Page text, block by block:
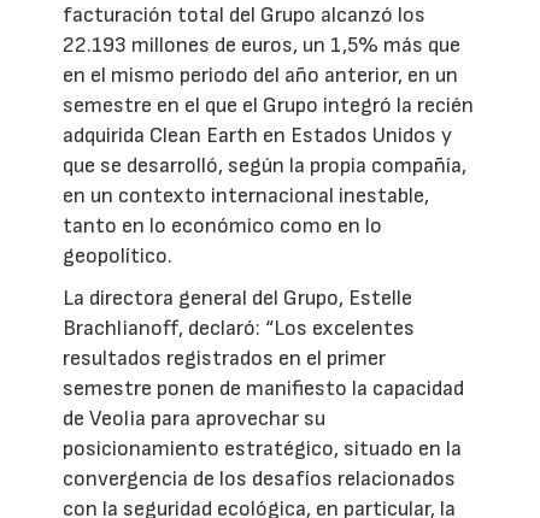
facturación total del Grupo alcanzó los
22.193 millones de euros, un 1,5% más que
en el mismo periodo del año anterior, en un
semestre en el que el Grupo integró la recién
adquirida Clean Earth en Estados Unidos y
que se desarrolló, según la propia compañía,
en un contexto internacional inestable,
tanto en lo económico como en lo
geopolítico.
La directora general del Grupo, Estelle
Brachlianoff, declaró: “Los excelentes
resultados registrados en el primer
semestre ponen de manifiesto la capacidad
de Veolia para aprovechar su
posicionamiento estratégico, situado en la
convergencia de los desafíos relacionados
con la seguridad ecológica, en particular, la